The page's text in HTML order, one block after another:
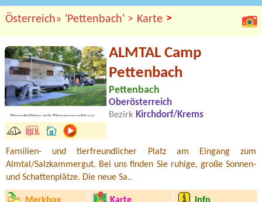
Österreich» 'Pettenbach' > Karte >
ALMTAL Camp
Pettenbach
Pettenbach
Oberösterreich
Bezirk Kirchdorf/Krems
Familien- und tierfreundlicher Platz am Eingang zum
Almtal/Salzkammergut. Bei uns finden Sie ruhige, große Sonnen-
und Schattenplätze. Die neue Sa..